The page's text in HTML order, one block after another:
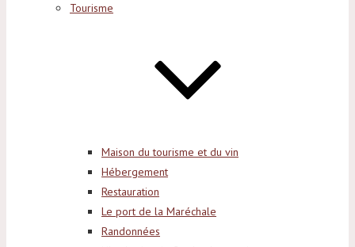
Tourisme
Maison du tourisme et du vin
Hébergement
Restauration
Le port de la Maréchale
Randonnées